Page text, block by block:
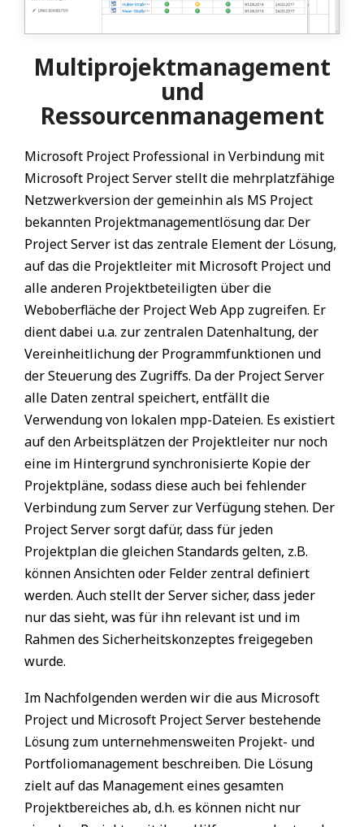
Multiprojektmanagement
und
Ressourcenmanagement
Microsoft Project Professional in Verbindung mit
Microsoft Project Server stellt die mehrplatzfähige
Netzwerkversion der gemeinhin als MS Project
bekannten Projektmanagementlösung dar. Der
Project Server ist das zentrale Element der Lösung,
auf das die Projektleiter mit Microsoft Project und
alle anderen Projektbeteiligten über die
Weboberfläche der Project Web App zugreifen. Er
dient dabei u.a. zur zentralen Datenhaltung, der
Vereinheitlichung der Programmfunktionen und
der Steuerung des Zugriffs. Da der Project Server
alle Daten zentral speichert, entfällt die
Verwendung von lokalen mpp-Dateien. Es existiert
auf den Arbeitsplätzen der Projektleiter nur noch
eine im Hintergrund synchronisierte Kopie der
Projektpläne, sodass diese auch bei fehlender
Verbindung zum Server zur Verfügung stehen. Der
Project Server sorgt dafür, dass für jeden
Projektplan die gleichen Standards gelten, z.B.
können Ansichten oder Felder zentral definiert
werden. Auch stellt der Server sicher, dass jeder
nur das sieht, was für ihn relevant ist und im
Rahmen des Sicherheitskonzeptes freigegeben
wurde.
Im Nachfolgenden werden wir die aus Microsoft
Project und Microsoft Project Server bestehende
Lösung zum unternehmensweiten Projekt- und
Portfoliomanagement beschreiben. Die Lösung
zielt auf das Management eines gesamten
Projektbereiches ab, d.h. es können nicht nur